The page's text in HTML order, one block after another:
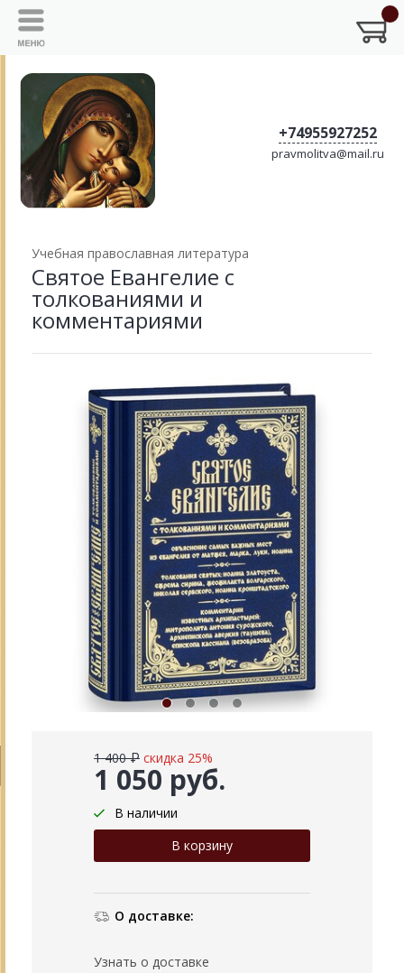
+74955927252
pravmolitva@mail.ru
Учебная православная литература
Святое Евангелие с
толкованиями и
комментариями
1 050 руб.
1 400 ₽ скидка 25%
В наличии
О доставке:
Узнать о доставке